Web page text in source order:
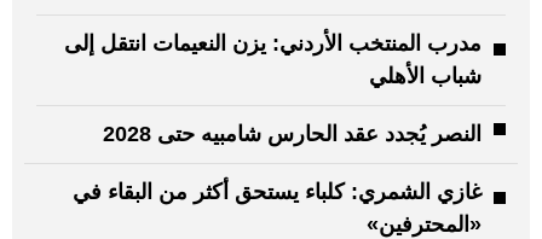
مدرب المنتخب الأردني: يزن النعيمات انتقل إلى
شباب الأهلي
النصر يُجدد عقد الحارس شامبيه حتى 2028
غازي الشمري: كلباء يستحق أكثر من البقاء في
«المحترفين»